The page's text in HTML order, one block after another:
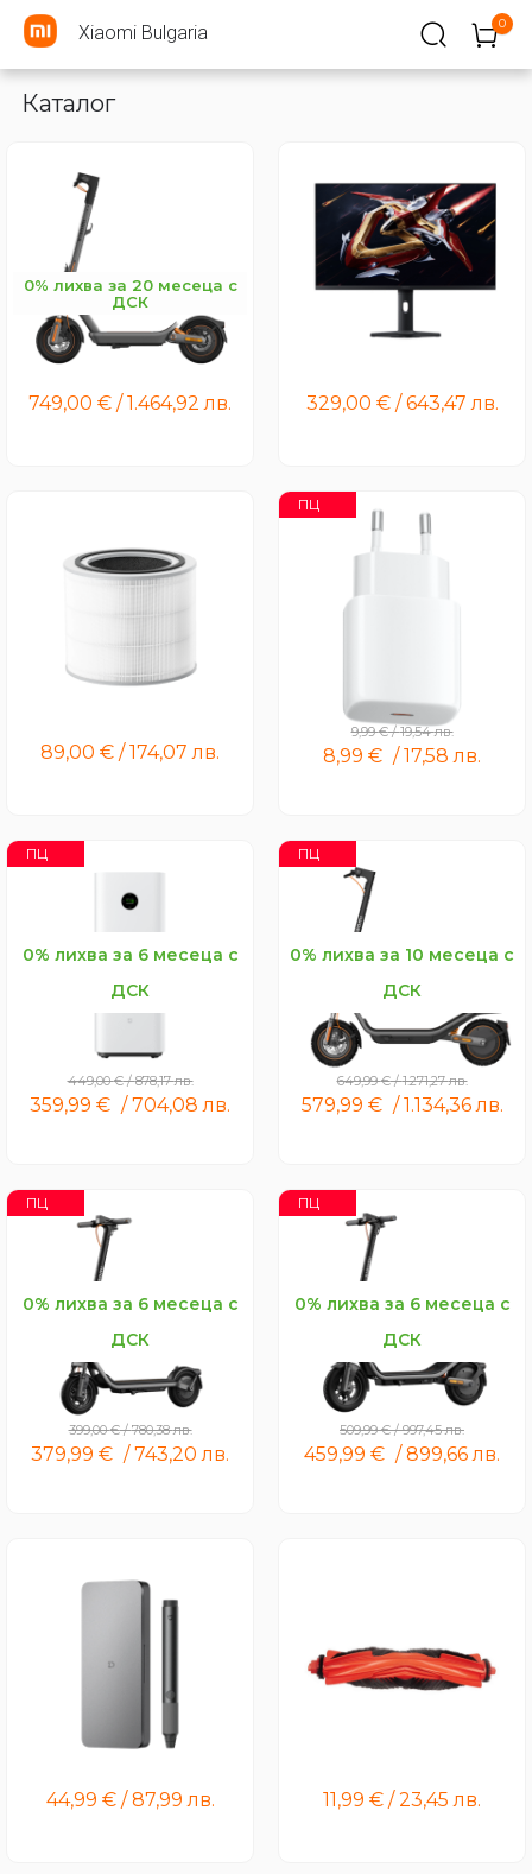
Xiaomi Bulgaria 0
Каталог
0% лихва за 20 месеца с
ДСК
Xiaomi Electric Scooter 6
Max
749,00 € /1.464,92лв.
Xiaomi Mini LED Gaming
329,00 € /643,47лв.
Mijia Smart Air Purifier Max
89,00 € /174,07лв.
ПЦ
PowerAdapter (Type-C)
9,99€/19,54лв.
8,99 € /17,58лв.
ПЦ
0% лихва за 6 месеца с
ДСК
449,00€/878,17лв.
359,99 € /704,08лв.
ПЦ
0% лихва за 10 месеца с
ДСК
Xiaomi Electric Scooter 6
Pro
649,99€/1.271,27лв.
579,99 € /1.134,36лв.
ПЦ
0% лихва за 6 месеца с
ДСК
Xiaomi Electric Scooter 6
Lite
399,00€/780,38лв.
379,99 € /743,20лв.
ПЦ
0% лихва за 6 месеца с
ДСК
Xiaomi Electric Scooter 6
509,99€/997,45лв.
459,99 € /899,66лв.
Mijia Rotary Tool Kit
44,99 € /87,99лв. 11,99 € /23,45лв.